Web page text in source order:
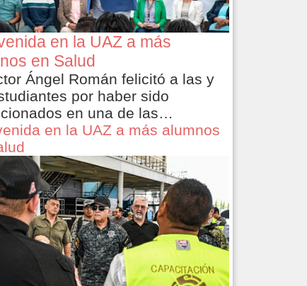
en la UAZ a más
en Salud
Ángel Román felicitó a las y
por haber sido
en una de las…
en la UAZ a más alumnos